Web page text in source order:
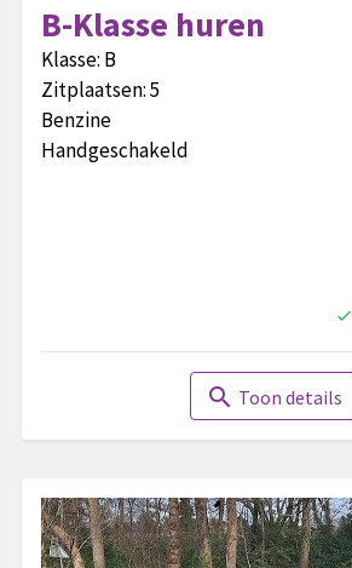
B-Klasse huren
Klasse: B
Zitplaatsen:5
Benzine
Handgeschakeld
done
search Toon details